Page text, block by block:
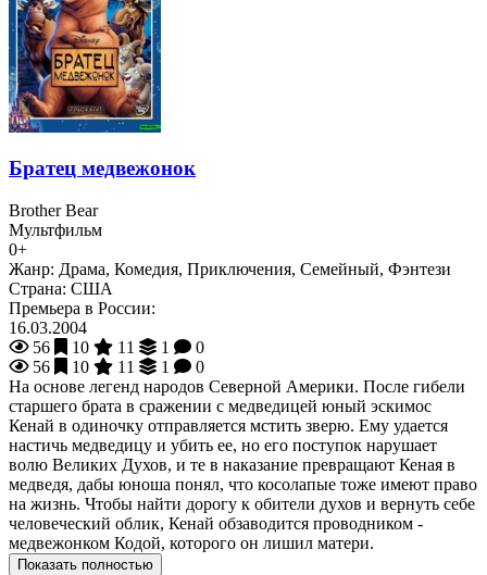
Братец медвежонок
Brother Bear
Мультфильм
0+
Жанр: Драма, Комедия, Приключения, Семейный, Фэнтези
Страна: США
Премьера в России:
16.03.2004
56
10 11 1
0
56
10 11 1
0
На основе легенд народов Северной Америки. После гибели
старшего брата в сражении с медведицей юный эскимос
Кенай в одиночку отправляется мстить зверю. Ему удается
настичь медведицу и убить ее, но его поступок нарушает
волю Великих Духов, и те в наказание превращают Кеная в
медведя, дабы юноша понял, что косолапые тоже имеют право
на жизнь. Чтобы найти дорогу к обители духов и вернуть себе
человеческий облик, Кенай обзаводится проводником -
медвежонком Кодой, которого он лишил матери.
Показать полностью